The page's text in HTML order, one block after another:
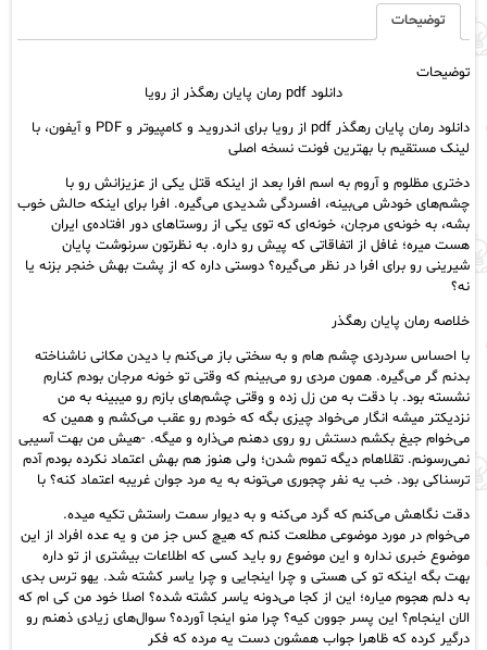
رهگذر
از
عدد
توضیحات
توضیحات
دانلود pdf رمان پایان رهگذر از رویا
دانلود رمان پایان رهگذر pdf از رویا برای اندروید و کامپیوتر و PDF و آیفون، با
لینک مستقیم با بهترین فونت نسخه اصلی
دختری مظلوم و آروم به اسم افرا بعد از اینکه قتل یکی از عزیزانش رو با
چشم‌های خودش می‌بینه، افسردگی شدیدی می‌گیره. افرا برای اینکه حالش خوب
بشه، به خونه‌ی مرجان، خونه‌ای که توی یکی از روستاهای دور افتاده‌ی ایران
هست میره؛ غافل از اتفاقاتی که پیش رو داره. به نظرتون سرنوشت پایان
شیرینی رو برای افرا در نظر می‌گیره؟ دوستی داره که از پشت بهش خنجر بزنه یا
نه؟
خلاصه رمان پایان رهگذر
با احساس سردردی چشم هام و به سختی باز می‌کنم با دیدن مکانی ناشناخته
بدنم گر می‌گیره. همون مردی رو می‌بینم که وقتی تو خونه مرجان بودم کنارم
نشسته بود. با دقت به من زل زده و وقتی چشم‌های بازم رو میبینه به من
نزدیکتر میشه انگار می‌خواد چیزی بگه که خودم رو عقب می‌کشم و همین که
می‌خوام جیغ بکشم دستش رو روی دهنم می‌ذاره و میگه. -هيش من بهت آسیبی
نمی‌رسونم. تقلاهام دیگه تموم شدن؛ ولی هنوز هم بهش اعتماد نکرده بودم آدم
ترسناکی بود. خب یه نفر چجوری می‌تونه به یه مرد جوان غریبه اعتماد کنه؟ با
دقت نگاهش می‌کنم که گرد می‌کنه و به دیوار سمت راستش تکیه میده.
می‌خوام در مورد موضوعی مطلعت کنم که هیچ کس جز من و یه عده افراد از این
موضوع خبری نداره و این موضوع رو باید کسی که اطلاعات بیشتری از تو داره
بهت بگه اینکه تو کی هستی و چرا اینجایی و چرا یاسر کشته شد. یهو ترس بدی
به دلم هجوم میاره؛ این از کجا می‌دونه یاسر کشته شده؟ اصلا خود من کی ام که
الان اینجام؟ این پسر جوون کیه؟ چرا منو اینجا آورده؟ سوال‌های زیادی ذهنم رو
درگیر کرده که ظاهرا جواب همشون دست یه مرده که فکر